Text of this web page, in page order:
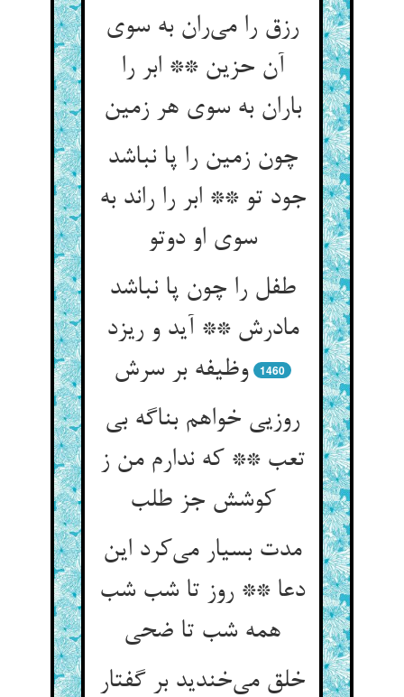
رزق را می‌ران به سوی
آن حزین ** ابر را
باران به سوی هر زمین
چون زمین را پا نباشد
جود تو ** ابر را راند به
سوی او دوتو
طفل را چون پا نباشد
مادرش ** آید و ریزد
وظیفه بر سرش
1460
روزیی خواهم بناگه بی
تعب ** که ندارم من ز
کوشش جز طلب
مدت بسیار می‌کرد این
دعا ** روز تا شب شب
همه شب تا ضحی
خلق می‌خندید بر گفتار